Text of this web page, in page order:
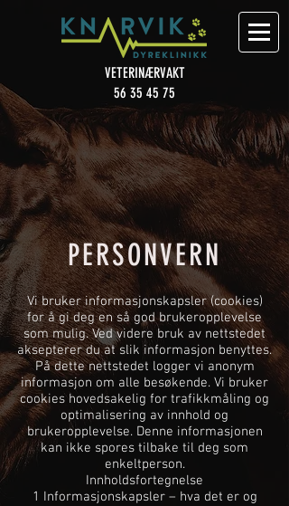
VETERINÆRVAKT
56 35 45 75
PERSONVERN
Vi bruker informasjonskapsler (cookies)
for å gi deg en så god brukeropplevelse
som mulig. Ved videre bruk av nettstedet
aksepterer du at slik informasjon benyttes.
På dette nettstedet logger vi anonym
informasjon om alle besøkende. Vi bruker
cookies hovedsakelig for trafikkmåling og
optimalisering av innhold og
brukeropplevelse. Denne informasjonen
kan ikke spores tilbake til deg som
enkeltperson.
Innholdsfortegnelse
1 Informasjonskapsler – hva det er og